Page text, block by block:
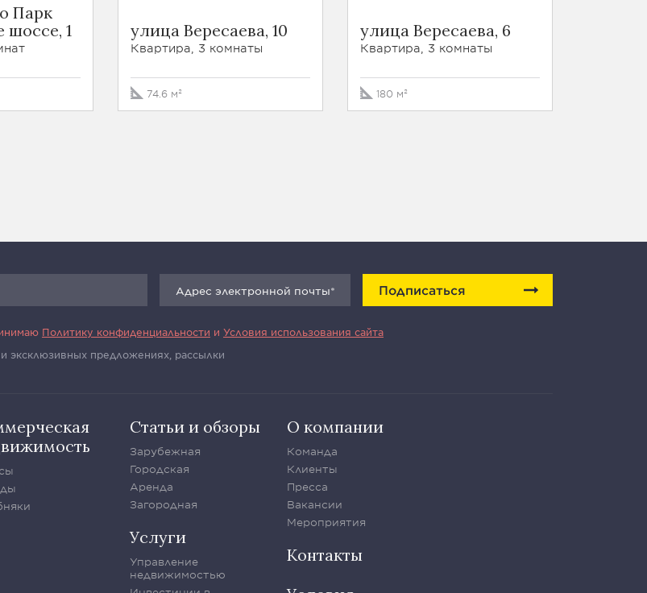
Парк
шоссе, 1
улица Вересаева, 10
Квартира, 3 комнаты
74.6 м²
улица Вересаева, 6
Квартира, 3 комнаты
180 м²
Подписаться
Политику конфиденциальности и Условия использования сайта
эксклюзивных предложениях, рассылки
Статьи и обзоры
Зарубежная
Городская
Аренда
Загородная
Услуги
Управление
недвижимостью
О компании
Команда
Клиенты
Пресса
Вакансии
Мероприятия
Контакты